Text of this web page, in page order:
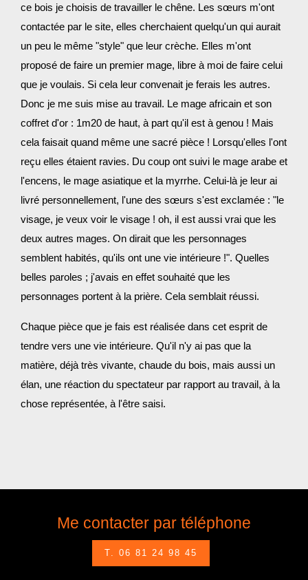
ce bois je choisis de travailler le chêne. Les sœurs m'ont
contactée par le site, elles cherchaient quelqu'un qui aurait
un peu le même "style" que leur crèche. Elles m'ont
proposé de faire un premier mage, libre à moi de faire celui
que je voulais. Si cela leur convenait je ferais les autres.
Donc je me suis mise au travail. Le mage africain et son
coffret d'or : 1m20 de haut, à part qu'il est à genou ! Mais
cela faisait quand même une sacré pièce ! Lorsqu'elles l'ont
reçu elles étaient ravies. Du coup ont suivi le mage arabe et
l'encens, le mage asiatique et la myrrhe. Celui-là je leur ai
livré personnellement, l'une des sœurs s'est exclamée : "le
visage, je veux voir le visage ! oh, il est aussi vrai que les
deux autres mages. On dirait que les personnages
semblent habités, qu'ils ont une vie intérieure !". Quelles
belles paroles ; j'avais en effet souhaité que les
personnages portent à la prière. Cela semblait réussi.
Chaque pièce que je fais est réalisée dans cet esprit de
tendre vers une vie intérieure. Qu'il n'y ai pas que la
matière, déjà très vivante, chaude du bois, mais aussi un
élan, une réaction du spectateur par rapport au travail, à la
chose représentée, à l'être saisi.
Me contacter par téléphone
T. 06 81 24 98 45